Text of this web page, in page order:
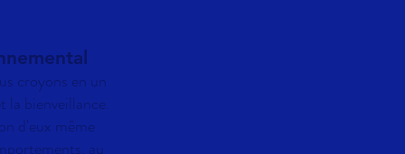
croyons en un
bienveillance.
d'eux même
au